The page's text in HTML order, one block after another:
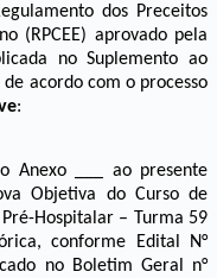
dos Preceitos
(RPCEE) aprovado pela
no Suplemento ao
de acordo com o processo
:
Anexo ___ ao presente
Objetiva do Curso de
Hospitalar – Turma 59
conforme Edital N°
no Boletim Geral n°